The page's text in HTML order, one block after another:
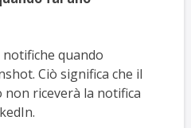
quando
Ciò significa che il
riceverà la notifica